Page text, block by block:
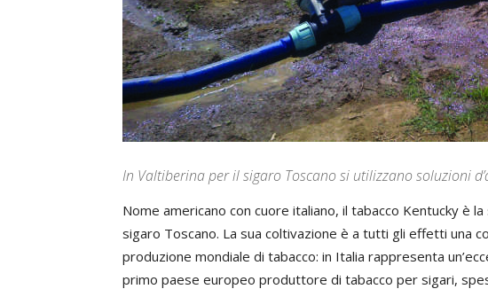
In Valtiberina per il sigaro Toscano si utilizzano soluzioni
Nome americano con cuore italiano, il tabacco Kentucky è
sigaro Toscano. La sua coltivazione è a tutti gli effetti una
produzione mondiale di tabacco: in Italia rappresenta
primo paese europeo produttore di tabacco per sigari,